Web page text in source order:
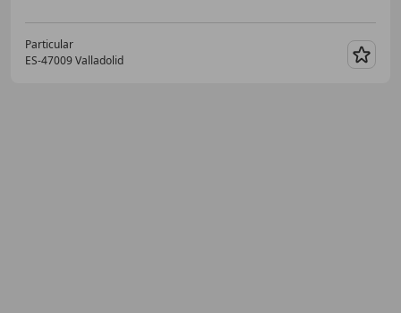
Particular
ES-47009 Valladolid